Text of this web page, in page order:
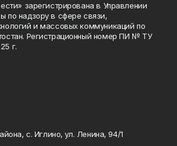
зарегистрирована в Управлении
по надзору в сфере связи,
и массовых коммуникаций по
Регистрационный номер ПИ № ТУ
г.
с. Иглино, ул. Ленина, 94/1